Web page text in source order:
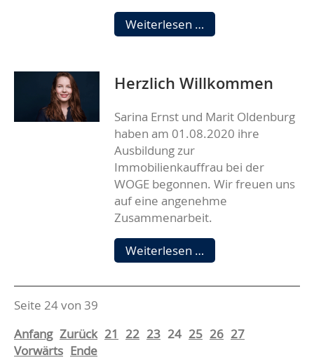
Weiterlesen … Neuer
Auszubildender
Herzlich Willkommen
Sarina Ernst und Marit Oldenburg
haben am 01.08.2020 ihre
Ausbildung zur
Immobilienkauffrau bei der
WOGE begonnen. Wir freuen uns
auf eine angenehme
Zusammenarbeit.
Weiterlesen … Herzlich
Willkommen
Seite 24 von 39
Anfang Zurück 21 22 23 24 25 26 27
Vorwärts Ende